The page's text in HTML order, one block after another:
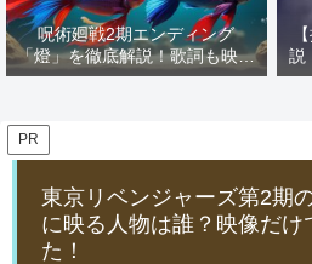
呪術廻戦2期エンディング
「燈」を徹底解説！歌詞も映像
も解説しちゃいます！
説
PR
東京リベンジャーズ第2期
に映る人物は誰？映像だけ
た！